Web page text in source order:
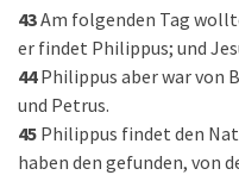
43Am folgenden Tag
er findet Philippus; und
44 Philippus aber war von
und Petrus.
45 Philippus findet den
haben den gefunden, von